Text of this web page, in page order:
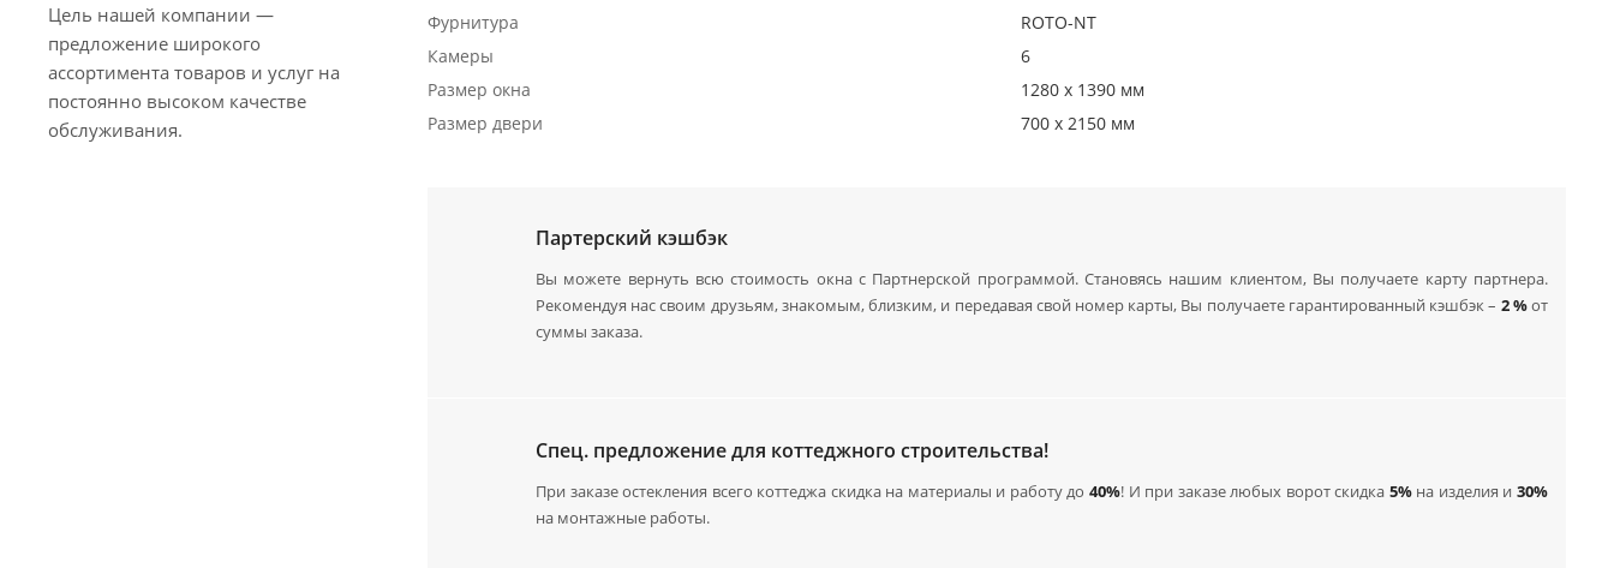
Фурнитура
ROTO-NT
Камеры
6
Размер окна
1280 x 1390 мм
Размер двери
700 x 2150 мм
Партерский кэшбэк
Вы можете вернуть всю стоимость окна с Партнерской программой. Становясь нашим клиентом, Вы получаете карту партнера.
Рекомендуя нас своим друзьям, знакомым, близким, и передавая свой номер карты, Вы получаете гарантированный кэшбэк – 2 %от
суммы заказа.
Спец. предложение для коттеджного строительства!
При заказе остекления всего коттеджа скидка на материалы и работу до 40%! И при заказе любых ворот скидка 5%на изделия и30%
на монтажные работы.
Цель нашей компании —
предложение широкого
ассортимента товаров и услуг на
постоянно высоком качестве
обслуживания.